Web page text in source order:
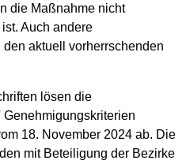
die Maßnahme nicht
Auch andere
aktuell vorherrschenden
lösen die
Genehmigungskriterien
18. November 2024 ab. Die
mit Beteiligung der Bezirke